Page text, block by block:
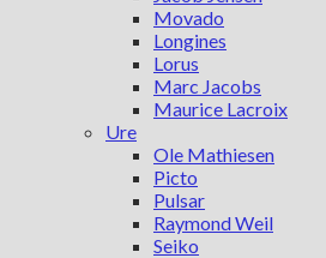
Movado
Longines
Lorus
Marc Jacobs
Maurice Lacroix
Ure
Ole Mathiesen
Picto
Pulsar
Raymond Weil
Seiko